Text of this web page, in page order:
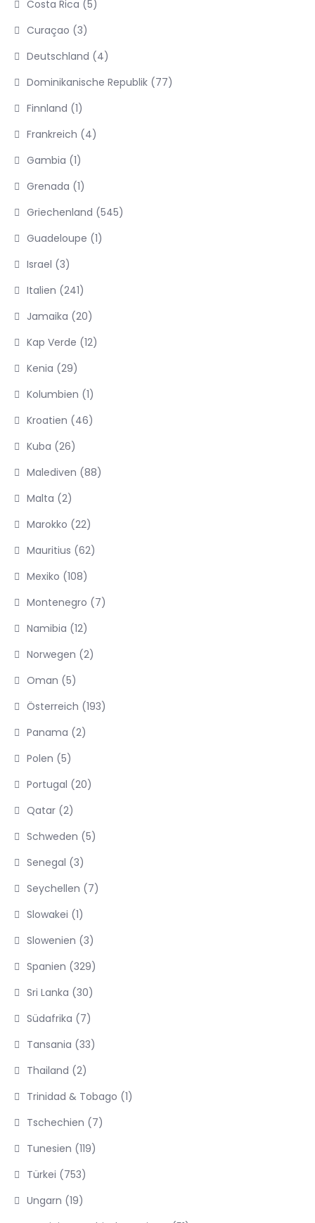
Costa Rica (5)
Curaçao (3)
Deutschland (4)
Dominikanische Republik (77)
Finnland (1)
Frankreich (4)
Gambia (1)
Grenada (1)
Griechenland (545)
Guadeloupe (1)
Israel (3)
Italien (241)
Jamaika (20)
Kap Verde (12)
Kenia (29)
Kolumbien (1)
Kroatien (46)
Kuba (26)
Malediven (88)
Malta (2)
Marokko (22)
Mauritius (62)
Mexiko (108)
Montenegro (7)
Namibia (12)
Norwegen (2)
Oman (5)
Österreich (193)
Panama (2)
Polen (5)
Portugal (20)
Qatar (2)
Schweden (5)
Senegal (3)
Seychellen (7)
Slowakei (1)
Slowenien (3)
Spanien (329)
Sri Lanka (30)
Südafrika (7)
Tansania (33)
Thailand (2)
Trinidad & Tobago (1)
Tschechien (7)
Tunesien (119)
Türkei (753)
Ungarn (19)